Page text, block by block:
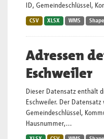
ID, Gemeindeschlüssel,
CSV XLSX WMS Shape
Adressen
Eschweiler
Dieser Datensatz enthält
Eschweiler. Der
Gemeindeschlüssel,
Hausnummer,...